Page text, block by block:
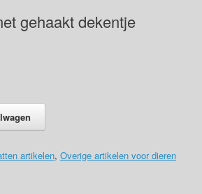
gehaakt dekentje
artikelen, Overige artikelen voor dieren